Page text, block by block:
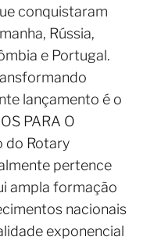
conquistaram
Rússia,
e Portugal.
lançamento é o
PARA O
do Rotary
pertence
ampla formação
nacionais
exponencial